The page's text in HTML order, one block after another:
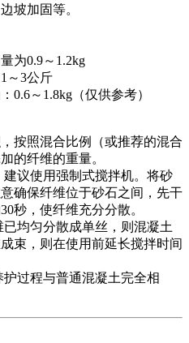
坡加固等。
为0.9～1.2kg
～3公斤
0.6～1.8kg（仅供参考）
按照混合比例（或推荐的混合
的纤维的重量。
议使用强制式搅拌机。将砂
确保纤维位于砂石之间，先干
秒，使纤维充分分散。
均匀分散成单丝，则混凝土
束，则在使用前延长搅拌时间
过程与普通混凝土完全相